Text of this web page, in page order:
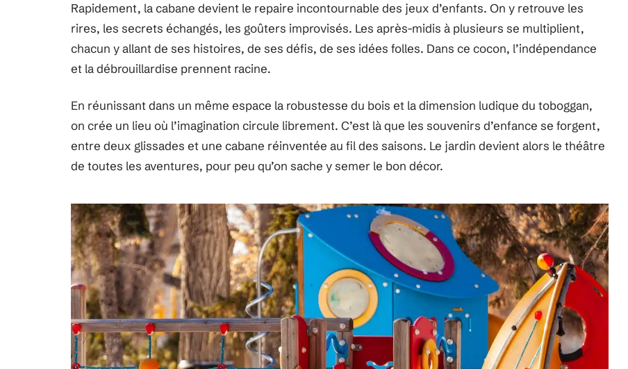
Rapidement, la cabane devient le repaire incontournable des jeux d’enfants. On y retrouve les
rires, les secrets échangés, les goûters improvisés. Les après-midis à plusieurs se multiplient,
chacun y allant de ses histoires, de ses défis, de ses idées folles. Dans ce cocon, l’indépendance
et la débrouillardise prennent racine.
En réunissant dans un même espace la robustesse du bois et la dimension ludique du toboggan,
on crée un lieu où l’imagination circule librement. C’est là que les souvenirs d’enfance se forgent,
entre deux glissades et une cabane réinventée au fil des saisons. Le jardin devient alors le théâtre
de toutes les aventures, pour peu qu’on sache y semer le bon décor.